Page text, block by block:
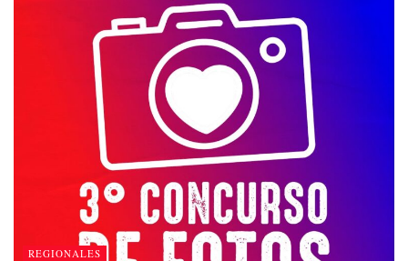
REGIONALES